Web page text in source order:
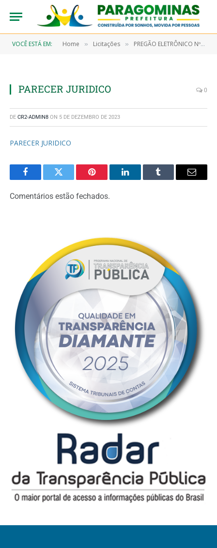
VOCÊ ESTÁ EM: Home » Licitações » PREGÃO ELETRÔNICO Nº 9/2023-00005-SRP (CONTRATAÇÃO DE EMPRESA ESPECIALIZADA EM LOCAÇÃO DE GERADOR DE ENERGIA, BANHEIROS QUÍMICOS, PALCO, CAMAROTE, CAMARIM E TENDA E SERVIÇO DE ORNAMENTAÇÃO, SEGURANÇA, SHOW PIROTÉCNICO E PIROMUSICAL, PARA ATENDIMENTO DAS AÇÕES CONSTANTES NO CALENDÁRIO CULTURAL E ESPORTIVO DO MUNICÍPIO DE PARAGOMINAS)
PARECER JURIDICO 0
DE CR2-ADMIN8 ON 5 DE DEZEMBRO DE 2023
PARECER JURIDICO
FacebookTwitter Pinterest LinkedInTumblr Email
Comentários estão fechados.